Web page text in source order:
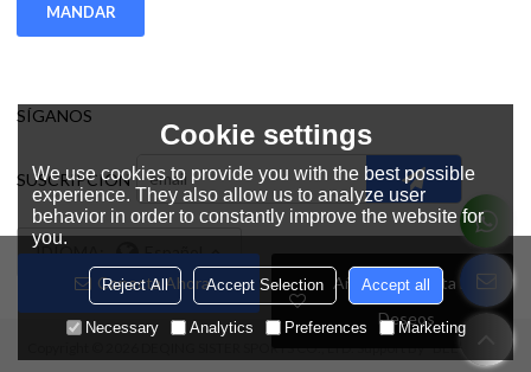
Conecta Ahora
Añadir A La Lista De
Deseos
MANDAR
SÍGANOS
SUSCRIPCIÓN
IDIOMA: Español
BEE Cloud
Cookie settings
We use cookies to provide you with the best possible
experience. They also allow us to analyze user
behavior in order to constantly improve the website for
you.
Reject All Accept Selection Accept all
Necessary Analytics Preferences Marketing